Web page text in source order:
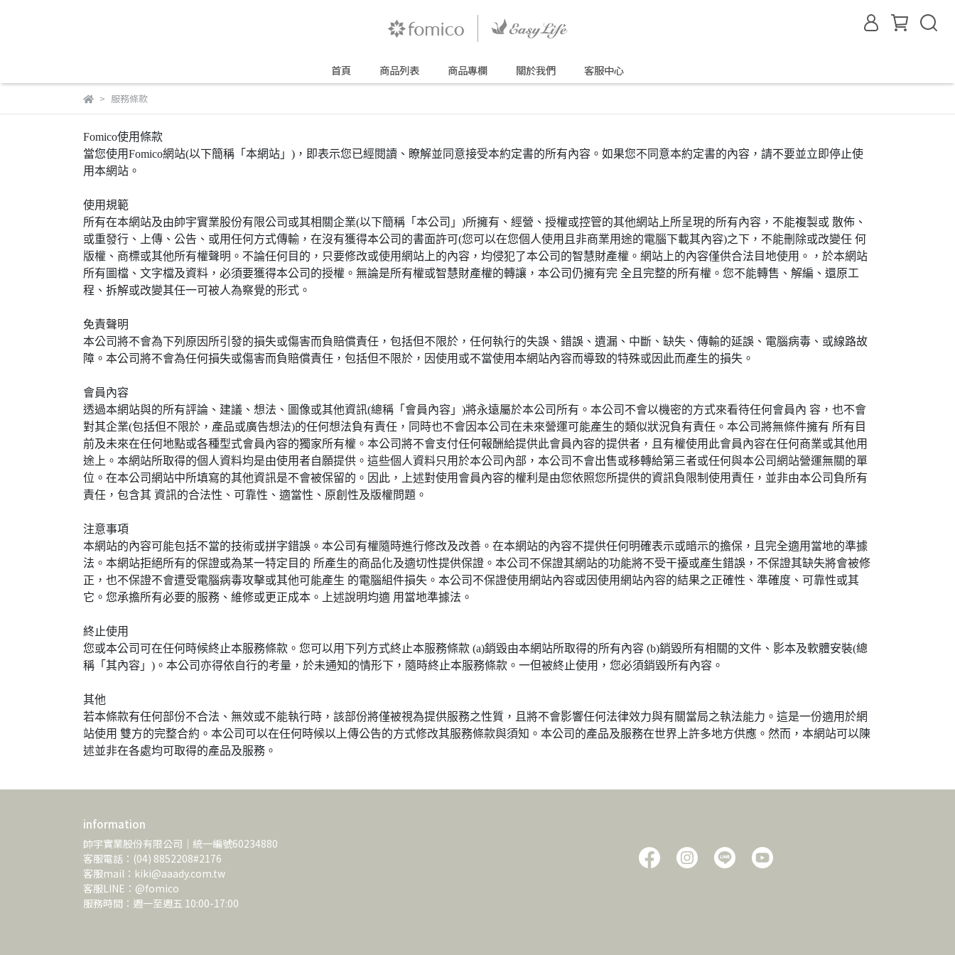
首頁 商品列表 商品專欄 關於我們 客服中心
服務條款
Fomico使用條款
當您使用Fomico網站(以下簡稱「本網站」)，即表示您已經閱讀、瞭解並同意接受本約定書的所有內容。如果您不同意本約定書的內容，請不要並立即停止使
用本網站。
使用規範
所有在本網站及由帥宇實業股份有限公司或其相關企業(以下簡稱「本公司」)所擁有、經營、授權或控管的其他網站上所呈現的所有內容，不能複製或 散佈、
或重發行、上傳、公告、或用任何方式傳輸，在沒有獲得本公司的書面許可(您可以在您個人使用且非商業用途的電腦下載其內容)之下，不能刪除或改變任 何
版權、商標或其他所有權聲明。不論任何目的，只要修改或使用網站上的內容，均侵犯了本公司的智慧財產權。網站上的內容僅供合法目地使用。，於本網站
所有圖檔、文字檔及資料，必須要獲得本公司的授權。無論是所有權或智慧財產權的轉讓，本公司仍擁有完 全且完整的所有權。您不能轉售、解編、還原工
程、拆解或改變其任一可被人為察覺的形式。
免責聲明
本公司將不會為下列原因所引發的損失或傷害而負賠償責任，包括但不限於，任何執行的失誤、錯誤、遺漏、中斷、缺失、傳輸的延誤、電腦病毒、或線路故
障。本公司將不會為任何損失或傷害而負賠償責任，包括但不限於，因使用或不當使用本網站內容而導致的特殊或因此而產生的損失。
會員內容
透過本網站與的所有評論、建議、想法、圖像或其他資訊(總稱「會員內容」)將永遠屬於本公司所有。本公司不會以機密的方式來看待任何會員內 容，也不會
對其企業(包括但不限於，產品或廣告想法)的任何想法負有責任，同時也不會因本公司在未來營運可能產生的類似狀況負有責任。本公司將無條件擁有 所有目
前及未來在任何地點或各種型式會員內容的獨家所有權。本公司將不會支付任何報酬給提供此會員內容的提供者，且有權使用此會員內容在任何商業或其他用
途上。本網站所取得的個人資料均是由使用者自願提供。這些個人資料只用於本公司內部，本公司不會出售或移轉給第三者或任何與本公司網站營運無關的單
位。在本公司網站中所填寫的其他資訊是不會被保留的。因此，上述對使用會員內容的權利是由您依照您所提供的資訊負限制使用責任，並非由本公司負所有
責任，包含其 資訊的合法性、可靠性、適當性、原創性及版權問題。
注意事項
本網站的內容可能包括不當的技術或拼字錯誤。本公司有權隨時進行修改及改善。在本網站的內容不提供任何明確表示或暗示的擔保，且完全適用當地的準據
法。本網站拒絕所有的保證或為某一特定目的 所產生的商品化及適切性提供保證。本公司不保證其網站的功能將不受干擾或產生錯誤，不保證其缺失將會被修
正，也不保證不會遭受電腦病毒攻擊或其他可能產生 的電腦組件損失。本公司不保證使用網站內容或因使用網站內容的結果之正確性、準確度、可靠性或其
它。您承擔所有必要的服務、維修或更正成本。上述說明均適 用當地準據法。
終止使用
您或本公司可在任何時候終止本服務條款。您可以用下列方式終止本服務條款 (a)銷毀由本網站所取得的所有內容 (b)銷毀所有相關的文件、影本及軟體安裝(總
稱「其內容」)。本公司亦得依自行的考量，於未通知的情形下，隨時終止本服務條款。一但被終止使用，您必須銷毀所有內容。
其他
若本條款有任何部份不合法、無效或不能執行時，該部份將僅被視為提供服務之性質，且將不會影響任何法律效力與有關當局之執法能力。這是一份適用於網
站使用 雙方的完整合約。本公司可以在任何時候以上傳公告的方式修改其服務條款與須知。本公司的產品及服務在世界上許多地方供應。然而，本網站可以陳
述並非在各處均可取得的產品及服務。
information
帥宇實業股份有限公司｜統一編號60234880
客服電話：(04) 8852208#2176
客服mail：kiki@aaady.com.tw
客服LINE：@fomico
服務時間：週一至週五 10:00-17:00